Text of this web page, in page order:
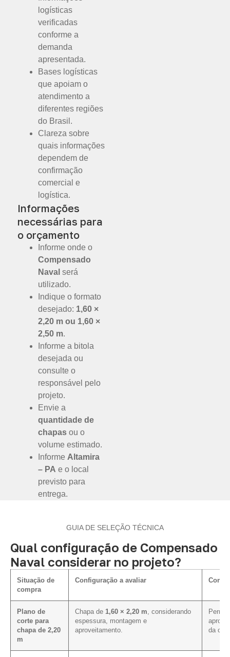
logísticas
verificadas
conforme a
demanda
apresentada.
Bases logísticas
que apoiam o
atendimento a
diferentes regiões
do Brasil.
Clareza sobre
quais informações
dependem de
confirmação
comercial e
logística.
Informações
necessárias para
o orçamento
Informe onde o
Compensado
Naval será
utilizado.
Indique o formato
desejado: 1,60 ×
2,20 m ou 1,60 ×
2,50 m.
Informe a bitola
desejada ou
consulte o
responsável pelo
projeto.
Envie a
quantidade de
chapas ou o
volume estimado.
Informe Altamira
– PA e o local
previsto para
entrega.
GUIA DE SELEÇÃO TÉCNICA
Qual configuração de Compensado
Naval considerar no projeto?
Situação de
compra
Configuração a avaliar Como
Plano de
corte para
chapa de 2,20
m
Chapa de 1,60 × 2,20 m , considerando
espessura, montagem e
aproveitamento.
da